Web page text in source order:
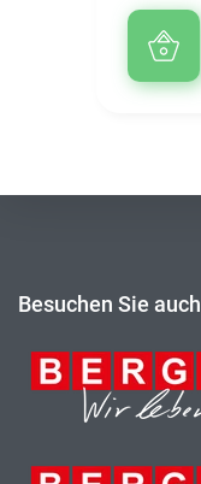
Besuchen Sie auch